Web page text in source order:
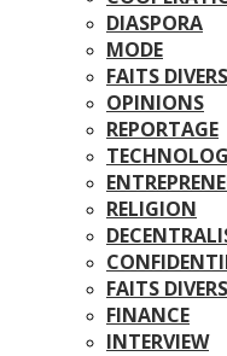
DIASPORA
MODE
FAITS DIVERS
OPINIONS
REPORTAGE
RELIGION
FAITS DIVERS
FINANCE
INTERVIEW